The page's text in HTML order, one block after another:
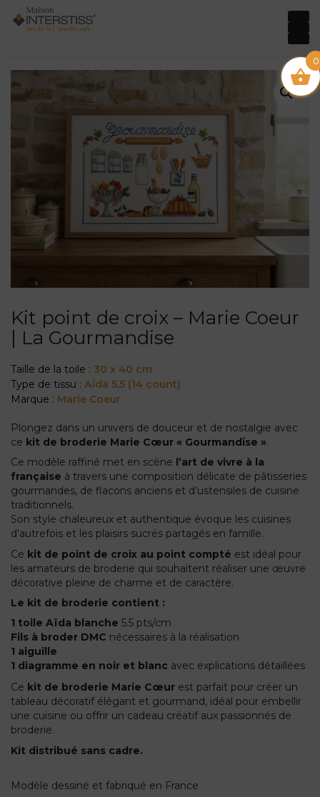
Kit point de croix – Marie Coeur
| La Gourmandise
Taille de la toile : 30 x 40 cm
Type de tissu : Aïda 5,5 (14 count)
Marque : Marie Coeur
Plongez dans un univers de douceur et de nostalgie avec
ce kit de broderie Marie Cœur « Gourmandise ».
Ce modèle raffiné met en scène l’art de vivre à la
française à travers une composition délicate de pâtisseries
gourmandes, de flacons anciens et d’ustensiles de cuisine
traditionnels.
Son style chaleureux et authentique évoque les cuisines
d’autrefois et les plaisirs sucrés partagés en famille.
Ce kit de point de croix au point compté est idéal pour
les amateurs de broderie qui souhaitent réaliser une œuvre
décorative pleine de charme et de caractère.
Le kit de broderie contient :
1 toile Aïda blanche 5.5 pts/cm
Fils à broder DMC nécessaires à la réalisation
1 aiguille
1 diagramme en noir et blanc avec explications détaillées
Ce kit de broderie Marie Cœur est parfait pour créer un
tableau décoratif élégant et gourmand, idéal pour embellir
une cuisine ou offrir un cadeau créatif aux passionnés de
broderie.
Kit distribué sans cadre.
Modèle dessiné et fabriqué en France
0